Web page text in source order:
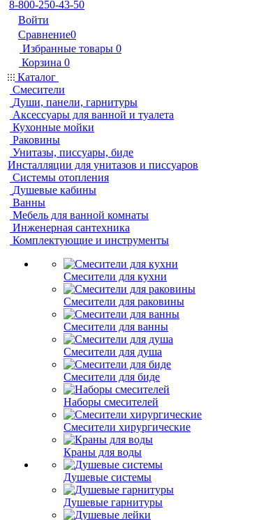
8-800-250-43-50
Войти
Сравнение0
Избранные товары 0
Корзина 0
Каталог
Смесители
Души, панели, гарнитуры
Аксессуары для ванной и туалета
Кухонные мойки
Раковины
Унитазы, писсуары, биде
Инсталляции для унитазов и писсуаров
Системы отопления
Душевые кабины
Ванны
Мебель для ванной комнаты
Инженерная сантехника
Комплектующие и инструменты
Смесители для кухни
Смесители для раковины
Смесители для ванны
Смесители для душа
Смесители для биде
Наборы смесителей
Смесители хирургические
Краны для воды
Душевые системы
Душевые гарнитуры